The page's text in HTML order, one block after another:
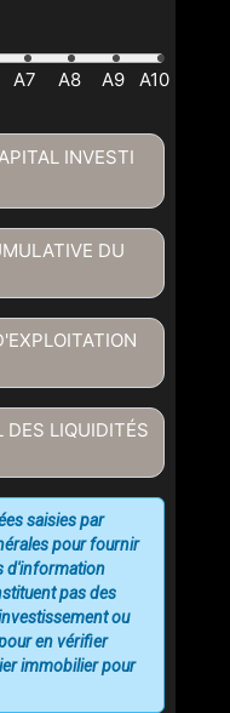
INVESTI
DU
DES LIQUIDITÉS
saisies par
pour fournir
d'information
pas des
ou
en vérifier
immobilier pour